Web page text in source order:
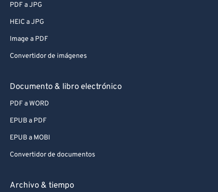
PDF a JPG
HEIC a JPG
Image a PDF
Convertidor de imágenes
Documento & libro electrónico
PDF a WORD
EPUB a PDF
EPUB a MOBI
Convertidor de documentos
Archivo & tiempo